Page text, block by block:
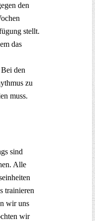
den
stellt.
das
den
zu
muss.
sind
Alle
trainieren
wir uns
wir